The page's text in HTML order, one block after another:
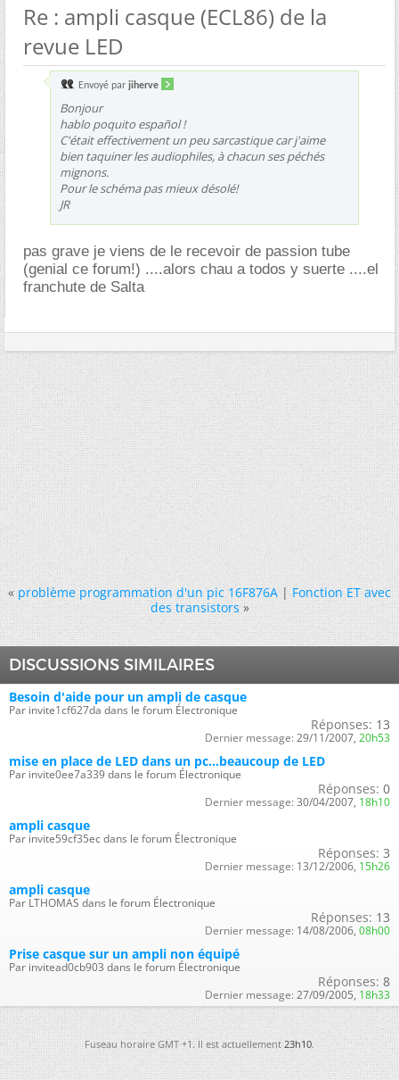
Re : ampli casque (ECL86) de la
revue LED
Envoyé par jiherve
Bonjour
hablo poquito español !
C'était effectivement un peu sarcastique car j'aime
bien taquiner les audiophiles, à chacun ses péchés
mignons.
Pour le schéma pas mieux désolé!
JR
pas grave je viens de le recevoir de passion tube
(genial ce forum!) ....alors chau a todos y suerte ....el
franchute de Salta
« problème programmation d'un pic 16F876A|Fonction ET avec
des transistors »
DISCUSSIONS SIMILAIRES
Besoin d'aide pour un ampli de casque
Par invite1cf627da dans le forum Électronique
Réponses: 13
Dernier message: 29/11/2007, 20h53
mise en place de LED dans un pc...beaucoup de LED
Par invite0ee7a339 dans le forum Électronique
Réponses: 0
Dernier message: 30/04/2007, 18h10
ampli casque
Par invite59cf35ec dans le forum Électronique
Réponses: 3
Dernier message: 13/12/2006, 15h26
ampli casque
Par LTHOMAS dans le forum Électronique
Réponses: 13
Dernier message: 14/08/2006, 08h00
Prise casque sur un ampli non équipé
Par invitead0cb903 dans le forum Électronique
Réponses: 8
Dernier message: 27/09/2005, 18h33
Fuseau horaire GMT +1. Il est actuellement23h10.